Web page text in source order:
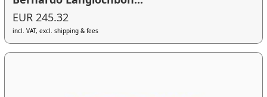
EUR 245.32
incl. VAT, excl. shipping & fees